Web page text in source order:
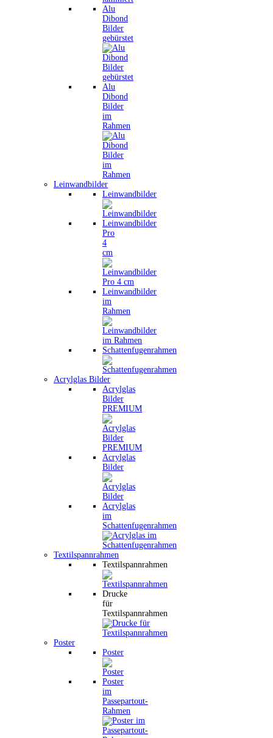
Alu
Dibond
Bilder
gebürstet
Alu
Dibond
Bilder
im
Rahmen
Leinwandbilder
Leinwandbilder
Leinwandbilder
Pro
4
cm
Leinwandbilder
im
Rahmen
Schattenfugenrahmen
Acrylglas Bilder
Acrylglas
Bilder
PREMIUM
Acrylglas
Bilder
Acrylglas
im
Schattenfugenrahmen
Textilspannrahmen
Textilspannrahmen
Drucke
für
Textilspannrahmen
Poster
Poster
Poster
im
Passepartout-
Rahmen